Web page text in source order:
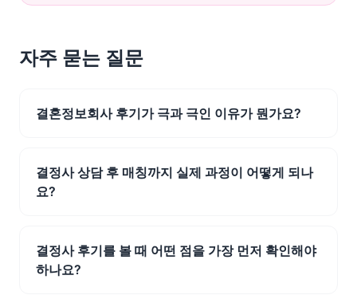
자주 묻는 질문
결혼정보회사 후기가 극과 극인 이유가 뭔가요?
결정사 상담 후 매칭까지 실제 과정이 어떻게 되나
요?
결정사 후기를 볼 때 어떤 점을 가장 먼저 확인해야
하나요?